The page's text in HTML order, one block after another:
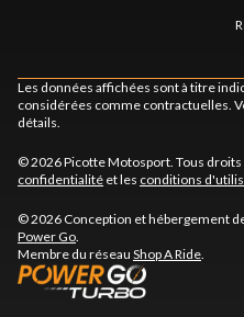
Les données affichées sont à titre
considérées comme contractuelles.
détails.
© 2026 Picotte Motosport. Tous
confidentialité et les conditions
© 2026 Conception et hébergement
Power Go.
Membre du réseau Shop A Ride.